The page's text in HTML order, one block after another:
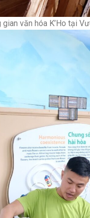
hóa K’Ho tại Vườn